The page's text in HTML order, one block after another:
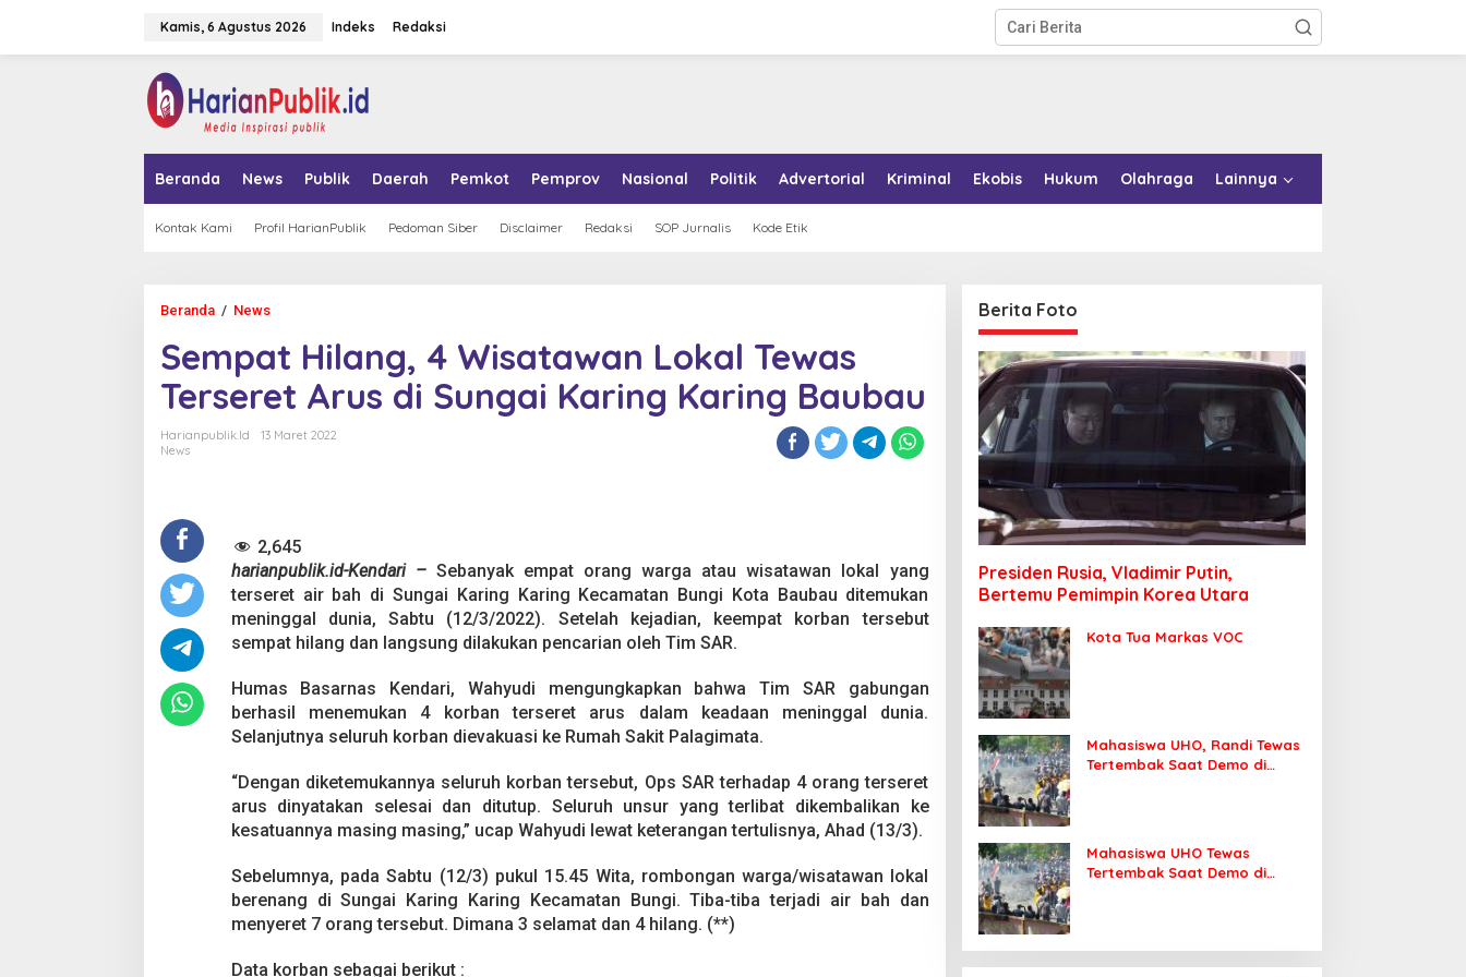
Kamis, 6 Agustus 2026 Indeks Redaksi
Beranda News Publik Daerah Pemkot Pemprov Nasional Politik Advertorial Kriminal Ekobis Hukum Olahraga Lainnya
Kontak Kami Profil HarianPublik Pedoman Siber Disclaimer Redaksi SOP Jurnalis Kode Etik
Beranda / News
m
p
a
t
H
,
4
W
i
s
a
a
a
n
o
a
l
e
w
a
Sempat Hilang, 4 Wisatawan Lokal Tewas
Terseret Arus di Sungai Karing Karing Baubau
Harianpublik.id
13 Maret 2022
News
2,645
harianpublik.id-Kendari –Sebanyak empat orang warga atau wisatawan lokal yang
terseret air bah di Sungai Karing Karing Kecamatan Bungi Kota Baubau ditemukan
meninggal dunia, Sabtu (12/3/2022). Setelah kejadian, keempat korban tersebut
sempat hilang dan langsung dilakukan pencarian oleh Tim SAR.
Humas Basarnas Kendari, Wahyudi mengungkapkan bahwa Tim SAR gabungan
berhasil menemukan 4 korban terseret arus dalam keadaan meninggal dunia.
Selanjutnya seluruh korban dievakuasi ke Rumah Sakit Palagimata.
“Dengan diketemukannya seluruh korban tersebut, Ops SAR terhadap 4 orang terseret
arus dinyatakan selesai dan ditutup. Seluruh unsur yang terlibat dikembalikan ke
kesatuannya masing masing,” ucap Wahyudi lewat keterangan tertulisnya, Ahad (13/3).
Sebelumnya, pada Sabtu (12/3) pukul 15.45 Wita, rombongan warga/wisatawan lokal
berenang di Sungai Karing Karing Kecamatan Bungi. Tiba-tiba terjadi air bah dan
menyeret 7 orang tersebut. Dimana 3 selamat dan 4 hilang. (**)
Data korban sebagai berikut :
Berita Foto
Presiden Rusia, Vladimir Putin,
Bertemu Pemimpin Korea Utara
Kota Tua Markas VOC
Mahasiswa UHO, Randi Tewas
Tertembak Saat Demo di
Mahasiswa UHO Tewas
Tertembak Saat Demo di